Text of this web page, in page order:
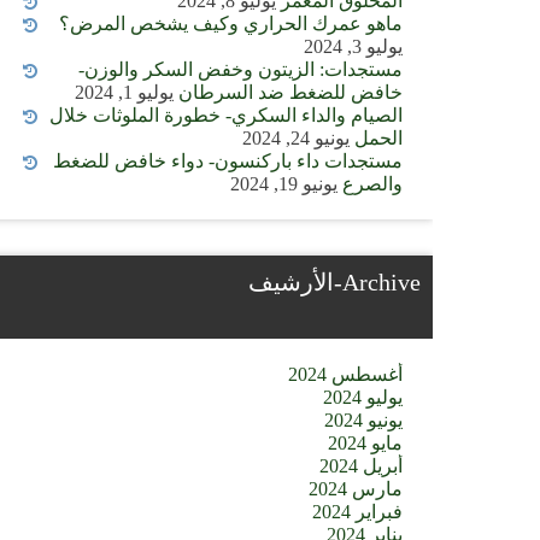
ماهو عمرك الحراري وكيف يشخص المرض؟
يوليو 3, 2024
مستجدات: الزيتون وخفض السكر والوزن-
خافض للضغط ضد السرطان يوليو 1, 2024
الصيام والداء السكري- خطورة الملوثات خلال
الحمل يونيو 24, 2024
مستجدات داء باركنسون- دواء خافض للضغط
والصرع يونيو 19, 2024
Archive-الأرشيف
أغسطس 2024
يوليو 2024
يونيو 2024
مايو 2024
أبريل 2024
مارس 2024
فبراير 2024
يناير 2024